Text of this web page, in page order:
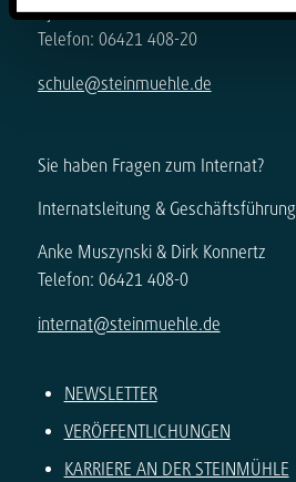
Björn Gemmer & Dirk Konnertz
Telefon: 06421 408-20
schule@steinmuehle.de
Sie haben Fragen zum Internat?
Internatsleitung & Geschäftsführung
Anke Muszynski & Dirk Konnertz
Telefon: 06421 408-0
internat@steinmuehle.de
NEWSLETTER
VERÖFFENTLICHUNGEN
KARRIERE AN DER STEINMÜHLE